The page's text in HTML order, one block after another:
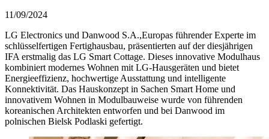
11/09/2024
LG Electronics und Danwood S.A.,Europas führender Experte im
schlüsselfertigen Fertighausbau, präsentierten auf der diesjährigen
IFA erstmalig das LG Smart Cottage. Dieses innovative Modulhaus
kombiniert modernes Wohnen mit LG-Hausgeräten und bietet
Energieeffizienz, hochwertige Ausstattung und intelligente
Konnektivität. Das Hauskonzept in Sachen Smart Home und
innovativem Wohnen in Modulbauweise wurde von führenden
koreanischen Architekten entworfen und bei Danwood im
polnischen Bielsk Podlaski gefertigt.